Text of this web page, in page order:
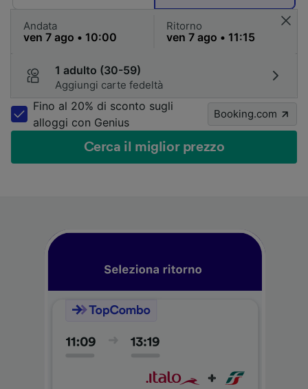
Andata Ritorno
1 adulto (30-59)
Aggiungi carte fedeltà
Fino al 20% di sconto sugli
alloggi con Genius
Booking.com
Cerca il miglior prezzo